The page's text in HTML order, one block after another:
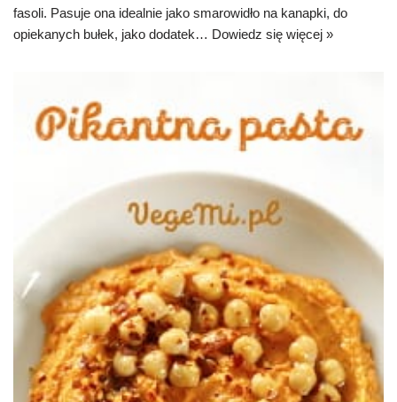
fasoli. Pasuje ona idealnie jako smarowidło na kanapki, do
opiekanych bułek, jako dodatek… Dowiedz się więcej »